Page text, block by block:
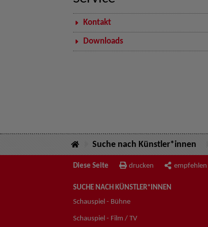
Kontakt
Downloads
Suche nach Künstler*innen
Diese Seite drucken empfehlen
SUCHE NACH KÜNSTLER*INNEN
Schauspiel - Bühne
Schauspiel - Film / TV